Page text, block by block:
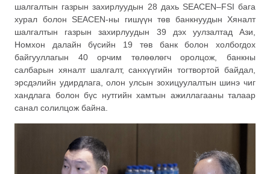
шалгалтын газрын захирлуудын 28 дахь SEACEN–FSI бага
хурал болон SEACEN-ны гишүүн төв банкнуудын Хяналт
шалгалтын газрын захирлуудын 39 дэх уулзалтад Ази,
Номхон далайн бүсийн 19 төв банк болон холбогдох
байгууллагын 40 орчим төлөөлөгч оролцож, банкны
салбарын хяналт шалгалт, санхүүгийн тогтвортой байдал,
эрсдэлийн удирдлага, олон улсын зохицуулалтын шинэ чиг
хандлага болон бүс нутгийн хамтын ажиллагааны талаар
санал солилцож байна.